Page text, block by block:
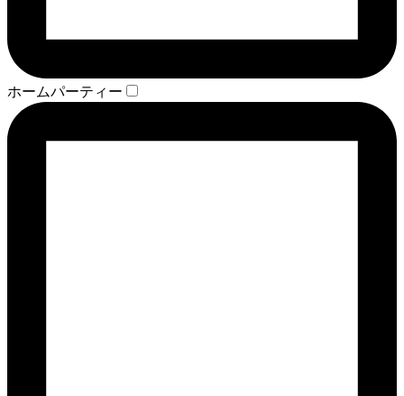
ホームパーティー